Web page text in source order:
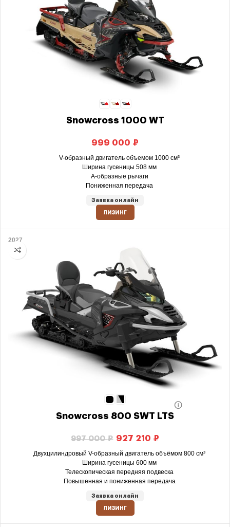
Snowcross 1000 WT
₽
V-образный двигатель объемом 1000 см³
Ширина гусеницы 508 мм
А-образные рычаги
Пониженная передача
Заявка онлайн
ЛИЗИНГ
2027
Snowcross 800 SWT LTS
997 000₽ 927 210 ₽
Двухцилиндровый V-образный двигатель объёмом 800 см³
Ширина гусеницы 600 мм
Телескопическая передняя подвеска
Повышенная и пониженная передача
Заявка онлайн
ЛИЗИНГ